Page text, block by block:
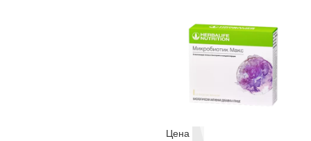
Цена